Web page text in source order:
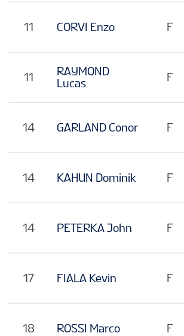
11 CORVI Enzo
11
RAYMOND
Lucas
14 GARLAND Conor
14 KAHUN Dominik
14 PETERKA John
17 FIALA Kevin
18 ROSSI Marco
F
F
F
F
F
F
F